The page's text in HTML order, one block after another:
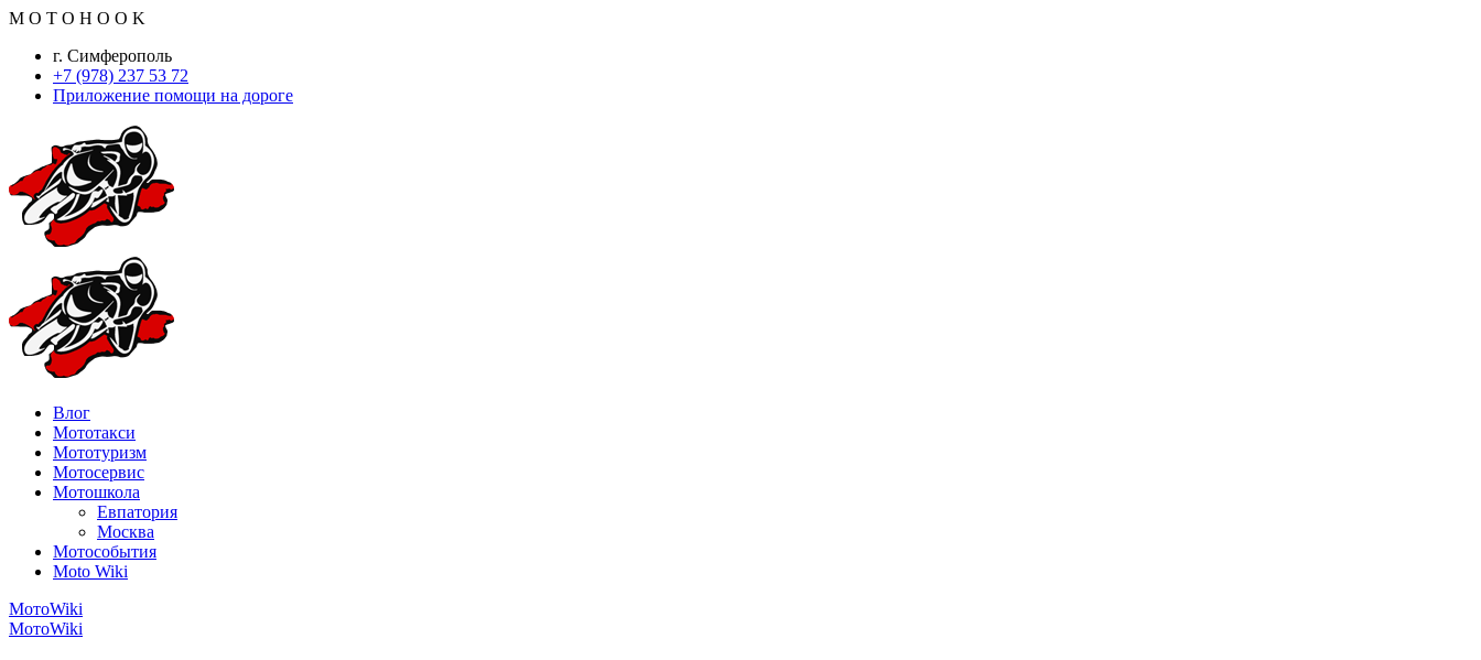
M O T O H O O K
г. Симферополь
+7 (978) 237 53 72
Приложение помощи на дороге
Влог
Мототакси
Мототуризм
Мотосервис
Мотошкола
Евпатория
Москва
Мотособытия
Moto Wiki
МотоWiki
МотоWiki